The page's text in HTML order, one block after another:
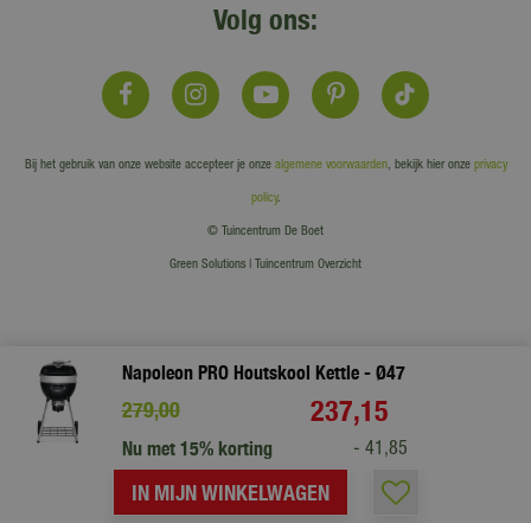
Napoleon PRO Houtskool Kettle - Ø47
279,00 237,15
Nu met 15% korting -41 ,85
Volg ons:
Bij het gebruik van onze website accepteer je onze algemene voorwaarden, bekijk hier onze privacy
policy.
© Tuincentrum De Boet
Green Solutions Tuincentrum Overzicht